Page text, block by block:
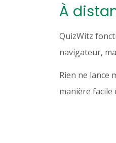
À
QuizWitz
navigateur,
Rien ne lance
manière